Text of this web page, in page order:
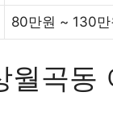
80만원 ~ 130만
월곡동